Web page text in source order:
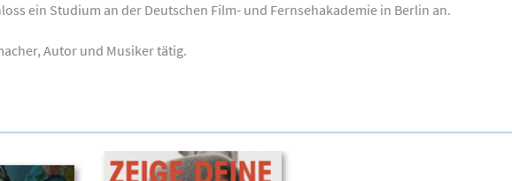
ein Studium an der Deutschen Film- und Fernsehakademie in Berlin an.
Autor und Musiker tätig.